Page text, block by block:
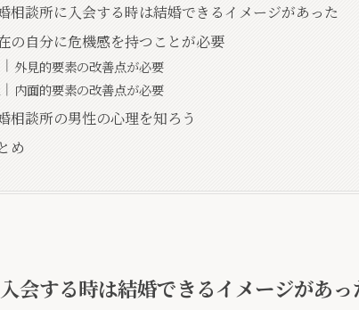
相談所に入会する時は結婚できるイメージがあった
の自分に危機感を持つことが必要
外見的要素の改善点が必要
内面的要素の改善点が必要
相談所の男性の心理を知ろう
め
会する時は結婚できるイメージがあっ